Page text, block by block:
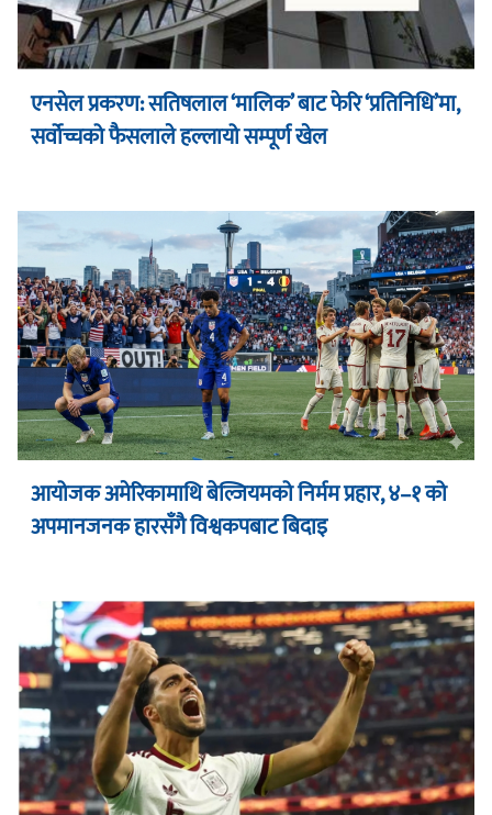
एनसेल प्रकरण: सतिषलाल ‘मालिक’ बाट फेरि ‘प्रतिनिधि’मा,
सर्वोच्चको फैसलाले हल्लायो सम्पूर्ण खेल
आयोजक अमेरिकामाथि बेल्जियमको निर्मम प्रहार, ४–१ को
अपमानजनक हारसँगै विश्वकपबाट बिदाइ